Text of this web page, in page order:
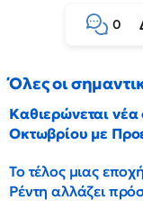
0
Όλες οι
Καθιερώνεται νέα
Οκτωβρίου με
Το τέλος μιας
Ρέντη αλλάζει